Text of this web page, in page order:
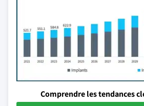
Comprendre les tendances